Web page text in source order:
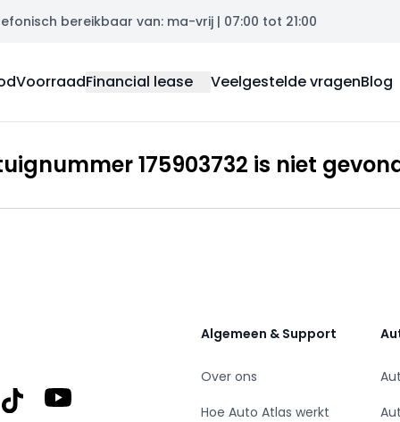
bereikbaar van: ma-vrij | 07:00 tot 21:00
VoorraadFinancial lease Veelgestelde vragenBlog
175903732 is niet
Tiktok YouTube
Algemeen & Support
Over ons
Hoe Auto Atlas werkt